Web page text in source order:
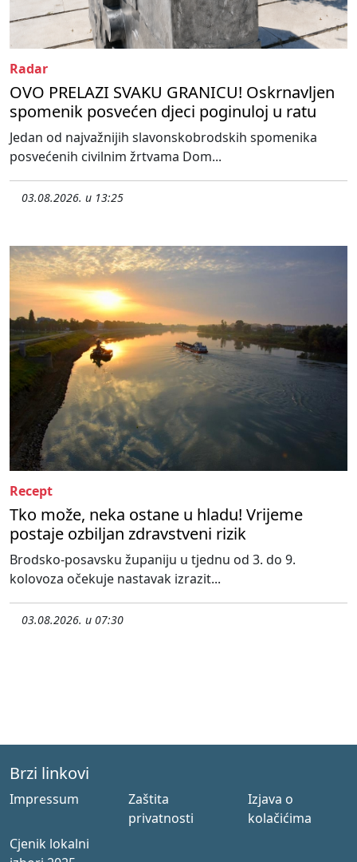
Radar
OVO PRELAZI SVAKU GRANICU! Oskrnavljen
spomenik posvećen djeci poginuloj u ratu
Jedan od najvažnijih slavonskobrodskih spomenika
posvećenih civilnim žrtvama Dom...
03.08.2026. u 13:25
Recept
Tko može, neka ostane u hladu! Vrijeme
postaje ozbiljan zdravstveni rizik
Brodsko-posavsku županiju u tjednu od 3. do 9.
kolovoza očekuje nastavak izrazit...
03.08.2026. u 07:30
Brzi linkovi
Impressum
Zaštita
privatnosti
Izjava o
kolačićima
Cjenik lokalni